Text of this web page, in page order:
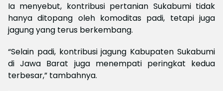
Ia menyebut, kontribusi pertanian Sukabumi tidak
hanya ditopang oleh komoditas padi, tetapi juga
jagung yang terus berkembang.
“Selain padi, kontribusi jagung Kabupaten Sukabumi
di Jawa Barat juga menempati peringkat kedua
terbesar,” tambahnya.